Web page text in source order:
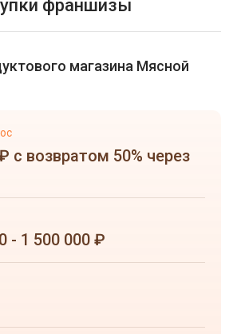
франшизы
магазина Мясной
с возвратом 50% через
- 1 500 000 ₽